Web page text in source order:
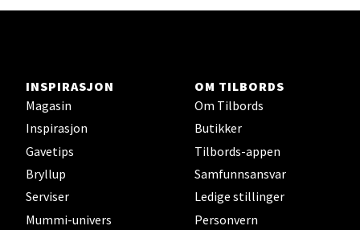
INSPIRASJON
Magasin
Inspirasjon
Gavetips
Bryllup
Serviser
Mummi-univers
OM TILBORDS
Om Tilbords
Butikker
Tilbords-appen
Samfunnsansvar
Ledige stillinger
Personvern
Harstad - Thon Senter
Åpent i dag 10-20
Velg